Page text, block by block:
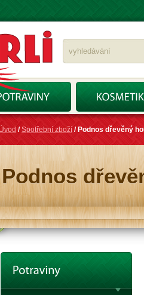
Úvod /Spotřební zboží / Podnos dřevěný
Podnos